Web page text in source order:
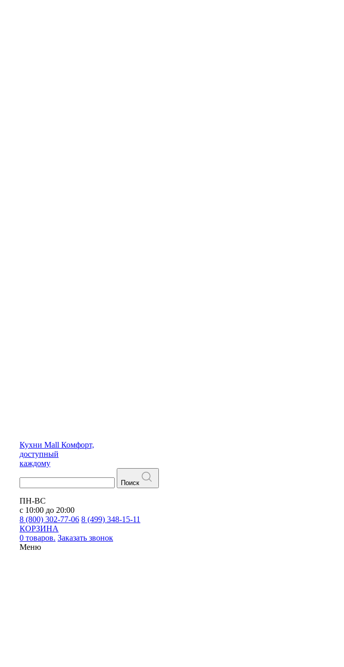
Кухни Mall Комфорт,
доступный
каждому
Поиск
ПН-ВС
с 10:00 до 20:00
8 (800) 302-77-06 8 (499) 348-15-11
КОРЗИНА
0 товаров. Заказать звонок
Меню